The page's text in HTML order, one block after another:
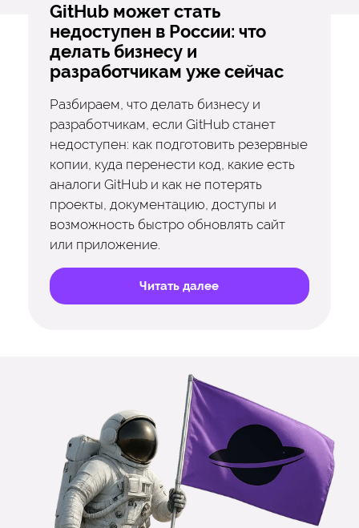
GitHub может стать
недоступен в России: что
делать бизнесу и
разработчикам уже сейчас
Разбираем, что делать бизнесу и
разработчикам, если GitHub станет
недоступен: как подготовить резервные
копии, куда перенести код, какие есть
аналоги GitHub и как не потерять
проекты, документацию, доступы и
возможность быстро обновлять сайт
или приложение.
Читать далее